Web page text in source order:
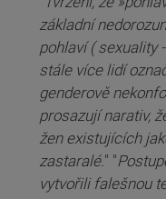
základní
pohlaví ( sexuality
stále více lidí
genderově
prosazují narativ,
žen existujících
zastaralé." "
vytvořili falešnou